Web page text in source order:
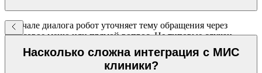
В начале диалога робот уточняет тему обращения через
голосовое меню или прямой вопрос. Не типовые случаи
(жалобы, сложные вопросы) переводятся на живого
специалиста.
Насколько сложна интеграция с МИС
клиники?